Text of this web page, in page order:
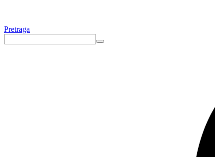
Pretraga